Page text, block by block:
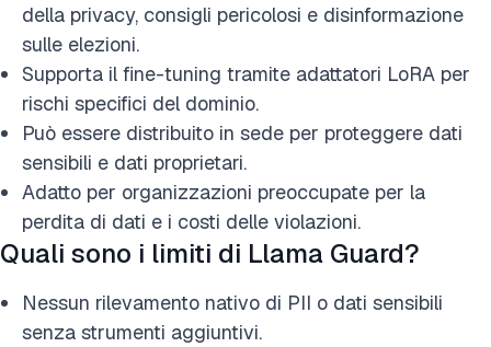
della privacy, consigli pericolosi e disinformazione
sulle elezioni.
Supporta il fine-tuning tramite adattatori LoRA per
rischi specifici del dominio.
Può essere distribuito in sede per proteggere dati
sensibili e dati proprietari.
Adatto per organizzazioni preoccupate per la
perdita di dati e i costi delle violazioni.
Quali sono i limiti di Llama Guard?
Nessun rilevamento nativo di PII o dati sensibili
senza strumenti aggiuntivi.